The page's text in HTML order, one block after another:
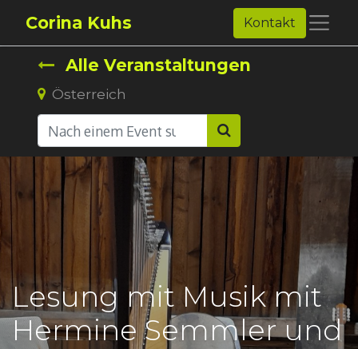
Corina Kuhs Kontakt
Alle Veranstaltungen
Österreich
Lesung mit Musik mit
Hermine Semmler und